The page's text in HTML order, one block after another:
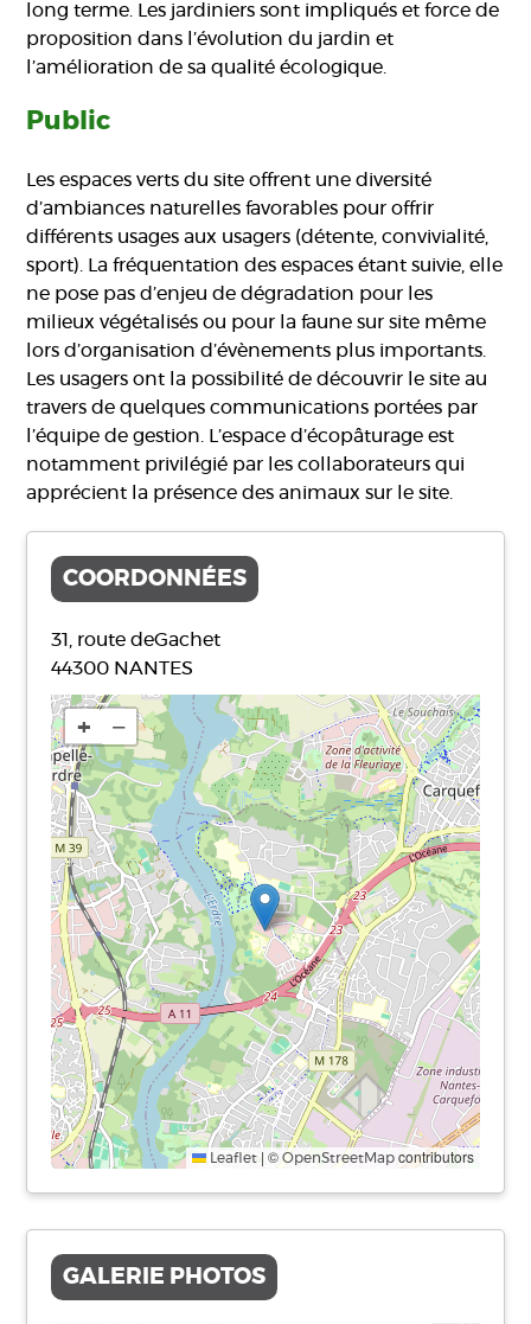
long terme. Les jardiniers sont impliqués et force de
proposition dans l’évolution du jardin et
l’amélioration de sa qualité écologique.
Public
Les espaces verts du site offrent une diversité
d’ambiances naturelles favorables pour offrir
différents usages aux usagers (détente, convivialité,
sport). La fréquentation des espaces étant suivie, elle
ne pose pas d’enjeu de dégradation pour les
milieux végétalisés ou pour la faune sur site même
lors d’organisation d’évènements plus importants.
Les usagers ont la possibilité de découvrir le site au
travers de quelques communications portées par
l’équipe de gestion. L’espace d’écopâturage est
notamment privilégié par les collaborateurs qui
apprécient la présence des animaux sur le site.
COORDONNÉES
31, route deGachet
44300 NANTES
+ −
Leaflet | ©OpenStreetMapcontributors
GALERIE PHOTOS